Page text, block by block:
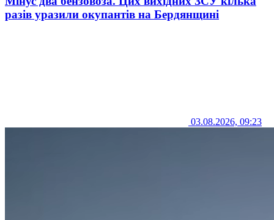
разів уразили окупантів на Бердянщині
03.08.2026, 09:23